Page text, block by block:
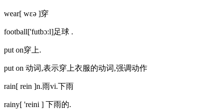
wear[ wεə ]穿
football['futbɔ:l]足球 .
put on穿上.
put on 动词,表示穿上衣服的动词,强调动作
rain[ rein ]n.雨vi.下雨
rainy[ 'reini ] 下雨的.